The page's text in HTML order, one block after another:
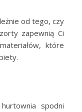
od tego, czy
zapewnią Ci
które
spodni